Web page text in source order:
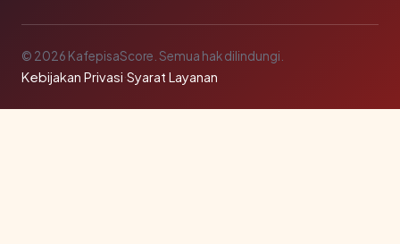
© 2026 KafepisaScore. Semua hak dilindungi.
Kebijakan Privasi·Syarat Layanan